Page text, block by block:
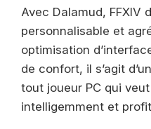
Avec Dalamud, FFXIV
personnalisable et
optimisation
de confort, il s’agit
tout joueur PC qui
intelligemment et